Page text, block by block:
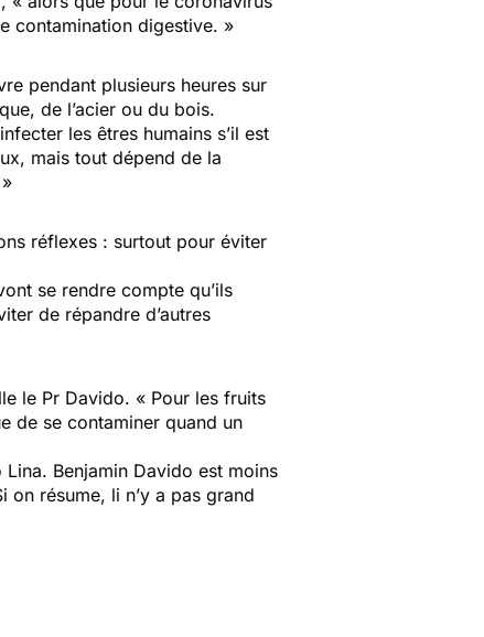
contamination digestive. »
pendant plusieurs heures sur
de l’acier ou du bois.
les êtres humains s’il est
mais tout dépend de la
réflexes : surtout pour éviter
se rendre compte qu’ils
de répandre d’autres
le Pr Davido. « Pour les fruits
de se contaminer quand un
Benjamin Davido est moins
on résume, li n’y a pas grand